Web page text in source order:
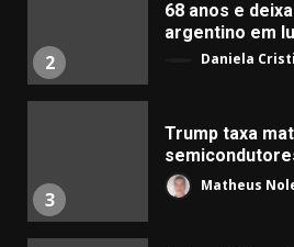
2
68 anos e
argentino em
Daniela
3
Trump taxa
Matheus